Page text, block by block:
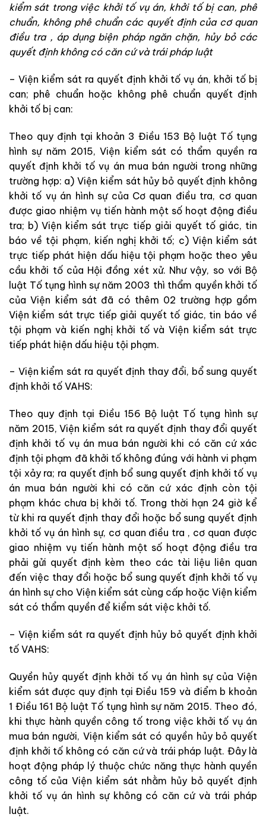
kiểm sát trong việc khởi tố vụ án, khởi tốbị can, phê
chuẩn, không phê chuẩn các quyết định của cơ quan
điều tra , áp dụng biện pháp ngăn chặn, hủy bỏ các
quyết định khôngcó căn cứvà tráipháp luật
– Viện kiểm sát ra quyết định khởi tốvụ án, khởi tố bị
can; phê chuẩn hoặc không phê chuẩn quyết định
khởi tố bị can:
Theo quy định tại khoản 3 Điều 153 Bộ luật Tố tụng
hình sự năm 2015,Viện kiểm sát có thẩm quyền ra
quyết định khởi tốvụ án mua bán người trong những
trường hợp: a)Viện kiểm sát hủy bỏ quyết định không
khởi tố vụ án hình sự của Cơ quan điều tra, cơ quan
được giao nhiệm vụ tiến hành một số hoạt động điều
tra; b)Viện kiểm sát trực tiếp giải quyết tố giác, tin
báovề tội phạm, kiến nghị khởi tố; c) Viện kiểm sát
trực tiếp phát hiện dấu hiệu tội phạm hoặc theo yêu
cầu khởi tố của Hội đồng xét xử. Nhưvậy, so với Bộ
luật Tố tụng hình sự năm 2003 thì thẩm quyền khởi tố
củaViện kiểm sát đã có thêm 02 trường hợp gồm
Viện kiểm sát trực tiếp giải quyết tố giác, tin báovề
tội phạmvà kiến nghị khởi tốvàViện kiểm sát trực
tiếp phát hiện dấu hiệu tội phạm.
– Viện kiểm sát ra quyết định thay đổi, bổ sung quyết
định khởi tố VAHS:
Theo quy định tại Điều 156 Bộ luật Tố tụng hình sự
năm 2015,Viện kiểm sát ra quyết định thay đổi quyết
định khởi tố vụ án mua bán người khi có căn cứxác
định tội phạm đã khởi tố không đúng với hành vi phạm
tội xảy ra; ra quyết định bổ sung quyết định khởi tốvụ
án mua bán người khi có căn cứ xác định còn tội
phạm khác chưa bị khởi tố. Trong thời hạn 24 giờ kể
từ khi ra quyết định thay đổi hoặc bổ sung quyết định
khởi tố vụ án hình sự, cơ quan điều tra , cơ quan được
giao nhiệm vụ tiến hành một số hoạt động điều tra
phải gửi quyết định kèm theo các tài liệu liên quan
đến việc thay đổi hoặc bổ sung quyết định khởi tốvụ
án hình sự cho Viện kiểm sát cùng cấp hoặc Viện kiểm
sát có thẩm quyền để kiểm sát việc khởi tố.
–Viện kiểm sát ra quyết định hủy bỏ quyết định khởi
tố VAHS:
Quyền hủy quyết định khởi tố vụ án hình sự của Viện
kiểm sát được quy định tạiĐiều159 và điểm b khoản
1 Điều161 Bộ luật Tố tụng hình sự năm 2015. Theo đó,
khi thực hành quyền công tố trong việc khởi tố vụ án
mua bán người, Viện kiểm sát có quyền hủy bỏ quyết
định khởi tố không có căn cứvà trái pháp luật. Đây là
hoạt động pháp lý thuộc chức năng thực hành quyền
công tố củaViện kiểm sát nhằm hủy bỏ quyết định
khởi tố vụ án hình sự không có căn cứvà trái pháp
luật.